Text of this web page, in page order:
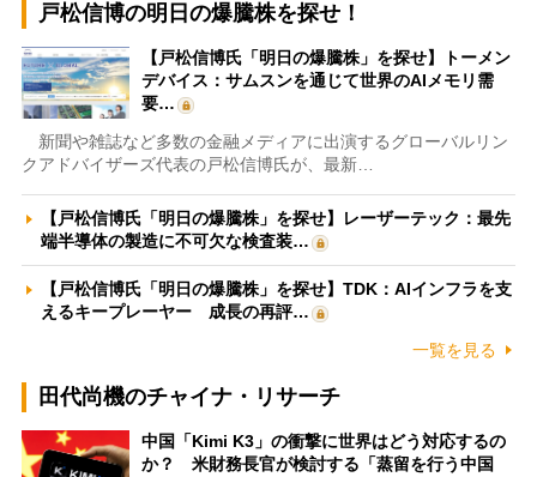
戸松信博の明日の爆騰株を探せ！
【戸松信博氏「明日の爆騰株」を探せ】トーメン
デバイス：サムスンを通じて世界のAIメモリ需
要…
新聞や雑誌など多数の金融メディアに出演するグローバルリン
クアドバイザーズ代表の戸松信博氏が、最新…
【戸松信博氏「明日の爆騰株」を探せ】レーザーテック：最先
端半導体の製造に不可欠な検査装…
【戸松信博氏「明日の爆騰株」を探せ】TDK：AIインフラを支
えるキープレーヤー 成長の再評…
一覧を見る
田代尚機のチャイナ・リサーチ
中国「Kimi K3」の衝撃に世界はどう対応するの
か？ 米財務長官が検討する「蒸留を行う中国